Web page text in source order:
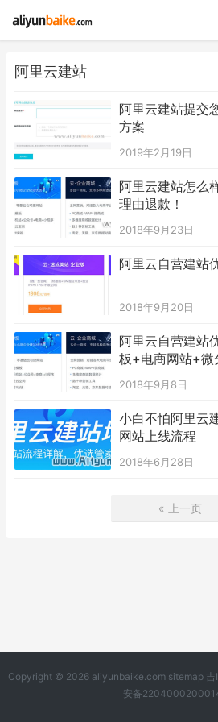
阿里云建站
阿里云建站提交
方案
2019年2月19日
阿里云建站怎么
理由退款！
2018年9月23日
阿里云自营建站
2018年9月20日
阿里云自营建站
板+电商网站+微
2018年9月8日
小白不怕阿里云
网站上线流程
2018年6月28日
« 上一页
Copyright © 2026 aliyunbaike.com sitemap 吉
安备